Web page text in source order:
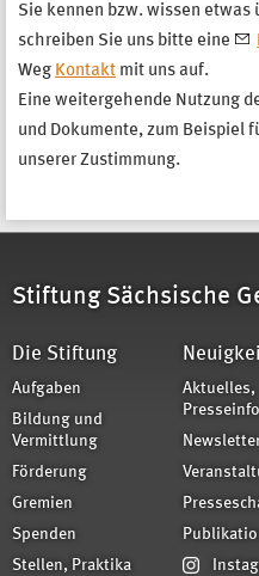
Sie kennen bzw. wissen etwas
schreiben Sie uns bitte eine
Weg Kontakt mit uns auf.
Eine weitergehende Nutzung
und Dokumente, zum Beispiel
unserer Zustimmung.
Stiftung Sächsische
Die Stiftung
Aufgaben
Bildung und
Vermittlung
Förderung
Gremien
Spenden
Stellen, Praktika
Aktuelles,